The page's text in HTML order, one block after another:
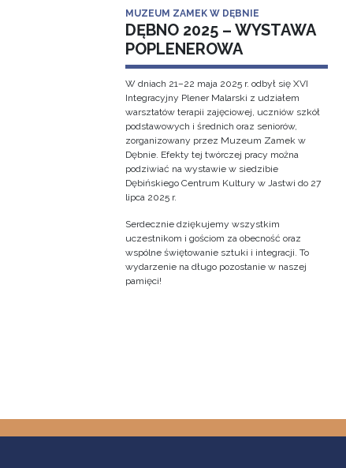
MUZEUM ZAMEK W DĘBNIE
DĘBNO 2025 – WYSTAWA
POPLENEROWA
W dniach 21–22 maja 2025 r. odbył się XVI
Integracyjny Plener Malarski z udziałem
warsztatów terapii zajęciowej, uczniów szkół
podstawowych i średnich oraz seniorów,
zorganizowany przez Muzeum Zamek w
Dębnie. Efekty tej twórczej pracy można
podziwiać na wystawie w siedzibie
Dębińskiego Centrum Kultury w Jastwi do 27
lipca 2025 r.
Serdecznie dziękujemy wszystkim
uczestnikom i gościom za obecność oraz
wspólne świętowanie sztuki i integracji. To
wydarzenie na długo pozostanie w naszej
pamięci!